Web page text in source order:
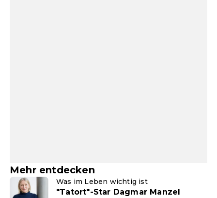
Mehr entdecken
Was im Leben wichtig ist
"Tatort"-Star Dagmar Manzel